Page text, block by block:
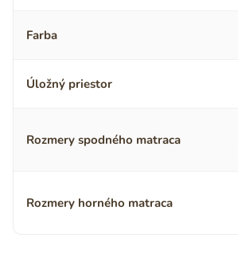
Farba
Úložný priestor
Rozmery spodného matraca
Rozmery horného matraca